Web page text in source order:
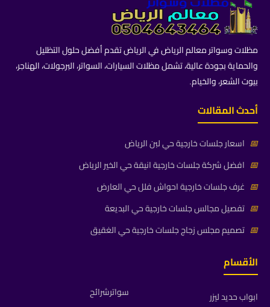
مظلات وسواتر معالم الرياض في الرياض تقدم أفضل حلول التظليل
والحماية بجودة عالية، تشمل مظلات السيارات، السواتر، البرجولات، الهناجر،
بيوت الشعر، والخيام.
أحدث المقالات
📅 اسعار جلسات خارجية حي لبن الرياض
📅 افضل شركة جلسات خارجية انيقة حي الخير الرياض
📅 غرف جلسات خارجية احواش فلل حي العارض
📅 تفصيل مجالس جلسات خارجية حي البديعة
📅 تصميم مجلس زجاج جلسات خارجية حي الغقيق
الأقسام
ابواب حديد ليزر
سواترشرائح